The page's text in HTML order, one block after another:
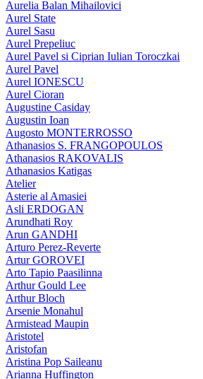
Aurelia Balan Mihailovici
Aurel State
Aurel Sasu
Aurel Prepeliuc
Aurel Pavel si Ciprian Iulian Toroczkai
Aurel Pavel
Aurel IONESCU
Aurel Cioran
Augustine Casiday
Augustin Ioan
Augosto MONTERROSSO
Athanasios S. FRANGOPOULOS
Athanasios RAKOVALIS
Athanasios Katigas
Atelier
Asterie al Amasiei
Asli ERDOGAN
Arundhati Roy
Arun GANDHI
Arturo Perez-Reverte
Artur GOROVEI
Arto Tapio Paasilinna
Arthur Gould Lee
Arthur Bloch
Arsenie Monahul
Armistead Maupin
Aristotel
Aristofan
Aristina Pop Saileanu
Arianna Huffington